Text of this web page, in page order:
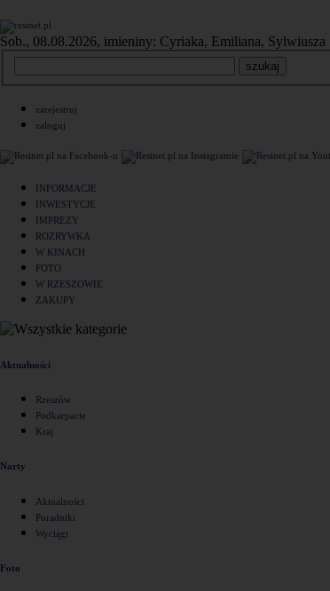
Sob., 08.08.2026, imieniny: Cyriaka, Emiliana, Sylwiusza
zarejestruj
zaloguj
INFORMACJE
INWESTYCJE
IMPREZY
ROZRYWKA
W KINACH
FOTO
W RZESZOWIE
ZAKUPY
Aktualności
Rzeszów
Podkarpacie
Kraj
Narty
Aktualności
Poradniki
Wyciągi
Foto